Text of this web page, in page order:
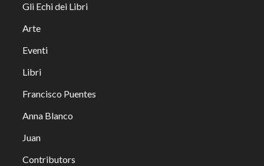
Gli Echi dei Libri
Arte
Eventi
Libri
Francisco Puentes
Anna Blanco
Juan
Contributors